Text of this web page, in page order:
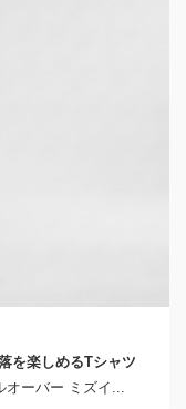
を楽しめるTシャツ
オーバー ミズイ...